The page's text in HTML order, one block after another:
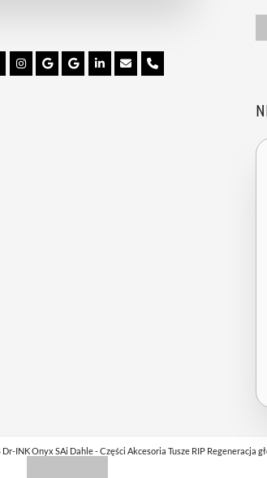
INK Onyx SAi Dahle - Części Akcesoria Tusze RIP Regeneracja